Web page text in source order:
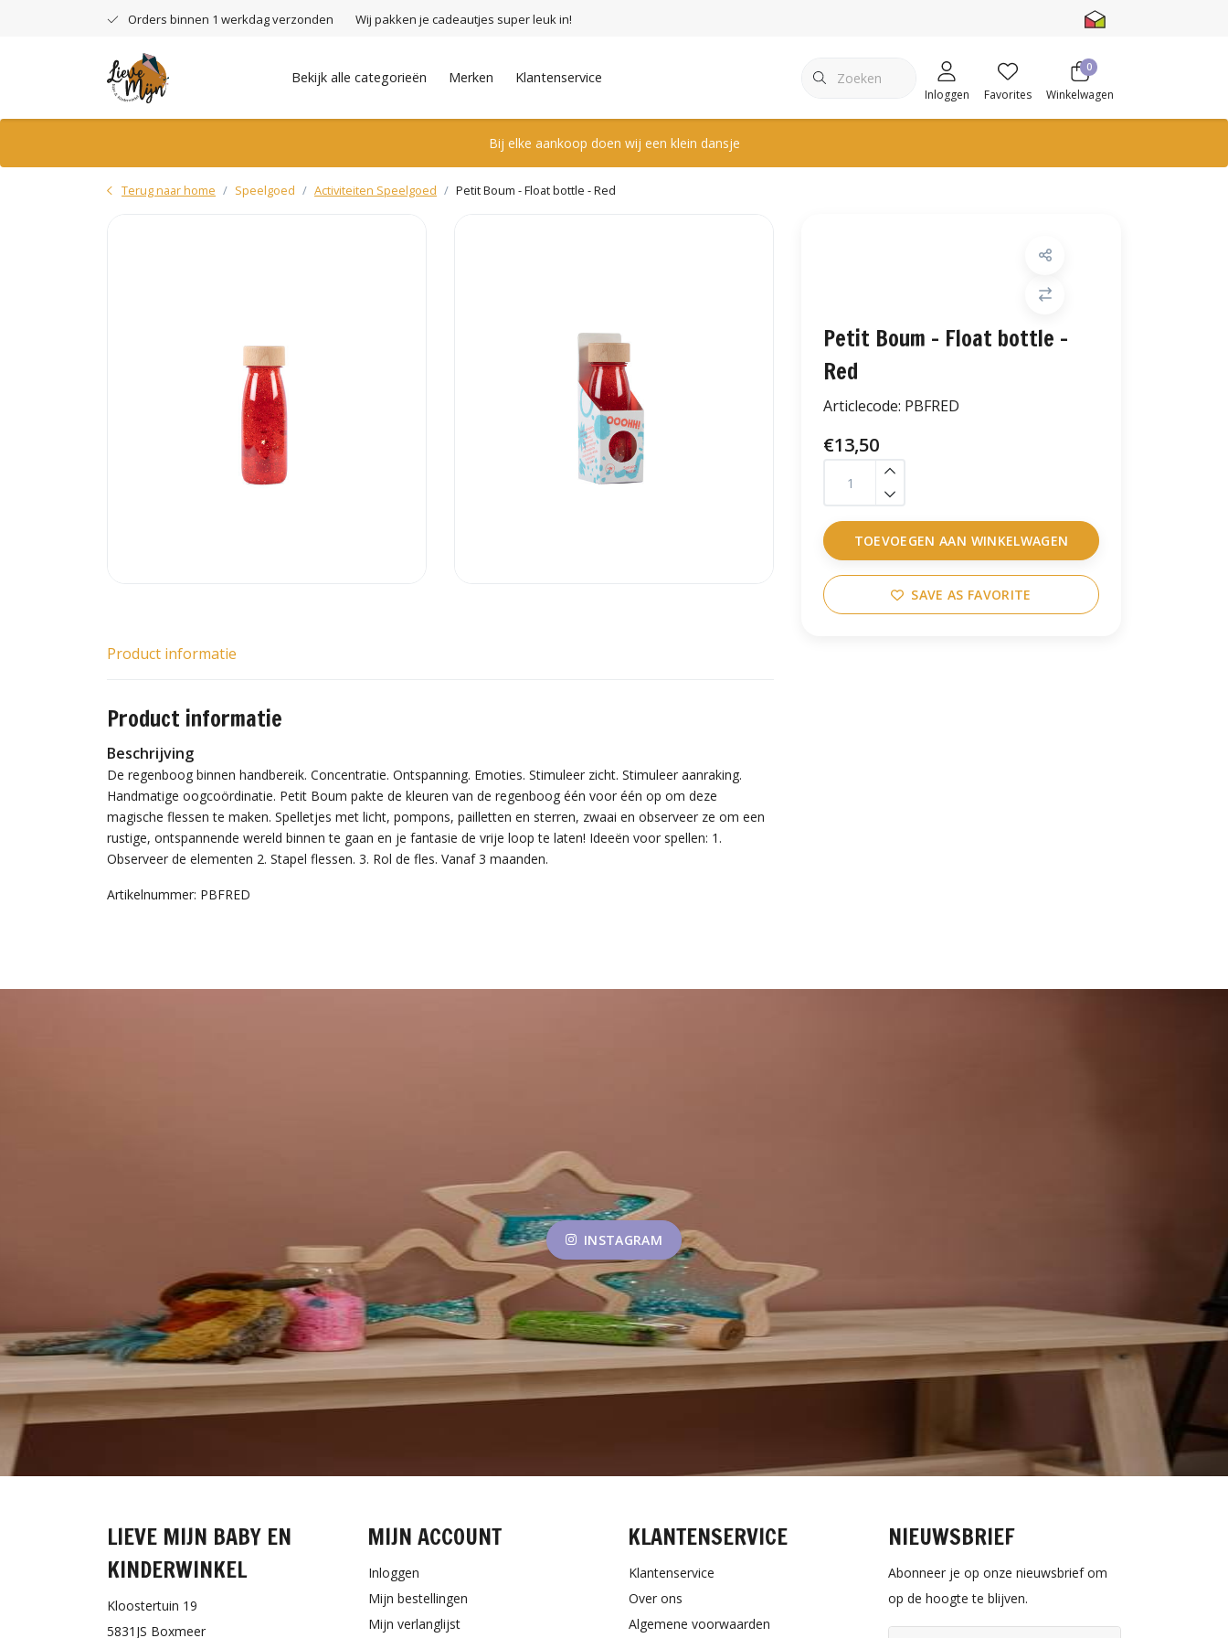
Orders binnen 1 werkdag verzonden Wij pakken je cadeautjes super leuk in!
Bekijk alle categorieën Merken Klantenservice
Inloggen Favorites
0
Winkelwagen
Bij elke aankoop doen wij een klein dansje
Terug naar home Speelgoed Activiteiten Speelgoed Petit Boum - Float bottle - Red
Petit Boum - Float bottle -
Red
Articlecode: PBFRED
€13,50
TOEVOEGEN AAN WINKELWAGEN
SAVE AS FAVORITE
Product informatie
Product informatie
Beschrijving
De regenboog binnen handbereik. Concentratie. Ontspanning. Emoties. Stimuleer zicht. Stimuleer aanraking.
Handmatige oogcoördinatie. Petit Boum pakte de kleuren van de regenboog één voor één op om deze
magische flessen te maken. Spelletjes met licht, pompons, pailletten en sterren, zwaai en observeer ze om een ​​
rustige, ontspannende wereld binnen te gaan en je fantasie de vrije loop te laten! Ideeën voor spellen: 1.
Observeer de elementen 2. Stapel flessen. 3. Rol de fles. Vanaf 3 maanden.
Artikelnummer: PBFRED
INSTAGRAM
LIEVE MIJN BABY EN
KINDERWINKEL
Kloostertuin 19
5831JS Boxmeer
MIJN ACCOUNT
Inloggen
Mijn bestellingen
Mijn verlanglijst
KLANTENSERVICE
Klantenservice
Over ons
Algemene voorwaarden
NIEUWSBRIEF
Abonneer je op onze nieuwsbrief om
op de hoogte te blijven.